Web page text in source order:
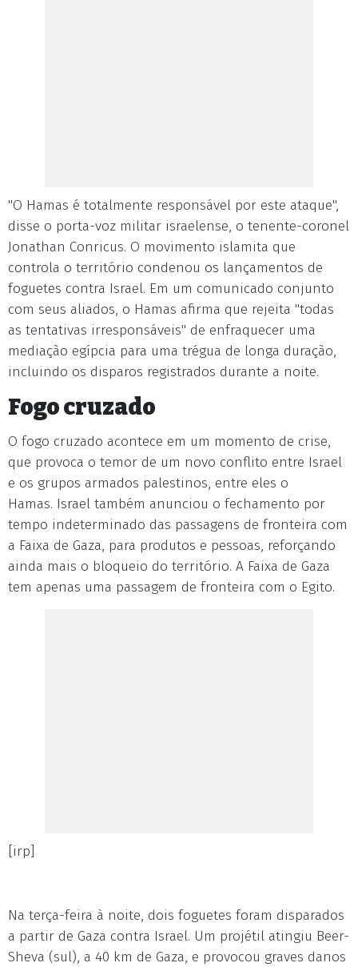
"O Hamas é totalmente responsável por este ataque",
disse o porta-voz militar israelense, o tenente-coronel
Jonathan Conricus. O movimento islamita que
controla o território condenou os lançamentos de
foguetes contra Israel. Em um comunicado conjunto
com seus aliados, o Hamas afirma que rejeita "todas
as tentativas irresponsáveis" de enfraquecer uma
mediação egípcia para uma trégua de longa duração,
incluindo os disparos registrados durante a noite.
Fogo cruzado
O fogo cruzado acontece em um momento de crise,
que provoca o temor de um novo conflito entre Israel
e os grupos armados palestinos, entre eles o
Hamas. Israel também anunciou o fechamento por
tempo indeterminado das passagens de fronteira com
a Faixa de Gaza, para produtos e pessoas, reforçando
ainda mais o bloqueio do território. A Faixa de Gaza
tem apenas uma passagem de fronteira com o Egito.
[irp]
Na terça-feira à noite, dois foguetes foram disparados
a partir de Gaza contra Israel. Um projétil atingiu Beer-
Sheva (sul), a 40 km de Gaza, e provocou graves danos